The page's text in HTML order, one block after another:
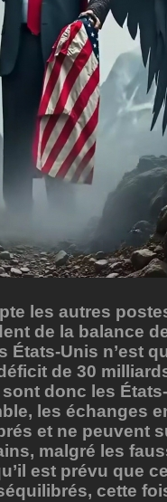
les autres
de la balance
États-Unis n’est
de 30
donc les
les échanges
et ne peuvent
malgré les
est prévu que
cette